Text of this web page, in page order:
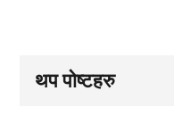
थप पोष्टहरु